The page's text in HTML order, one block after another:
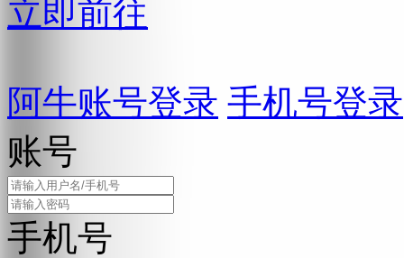
立即前往
阿牛账号登录 手机号登录
账号
手机号